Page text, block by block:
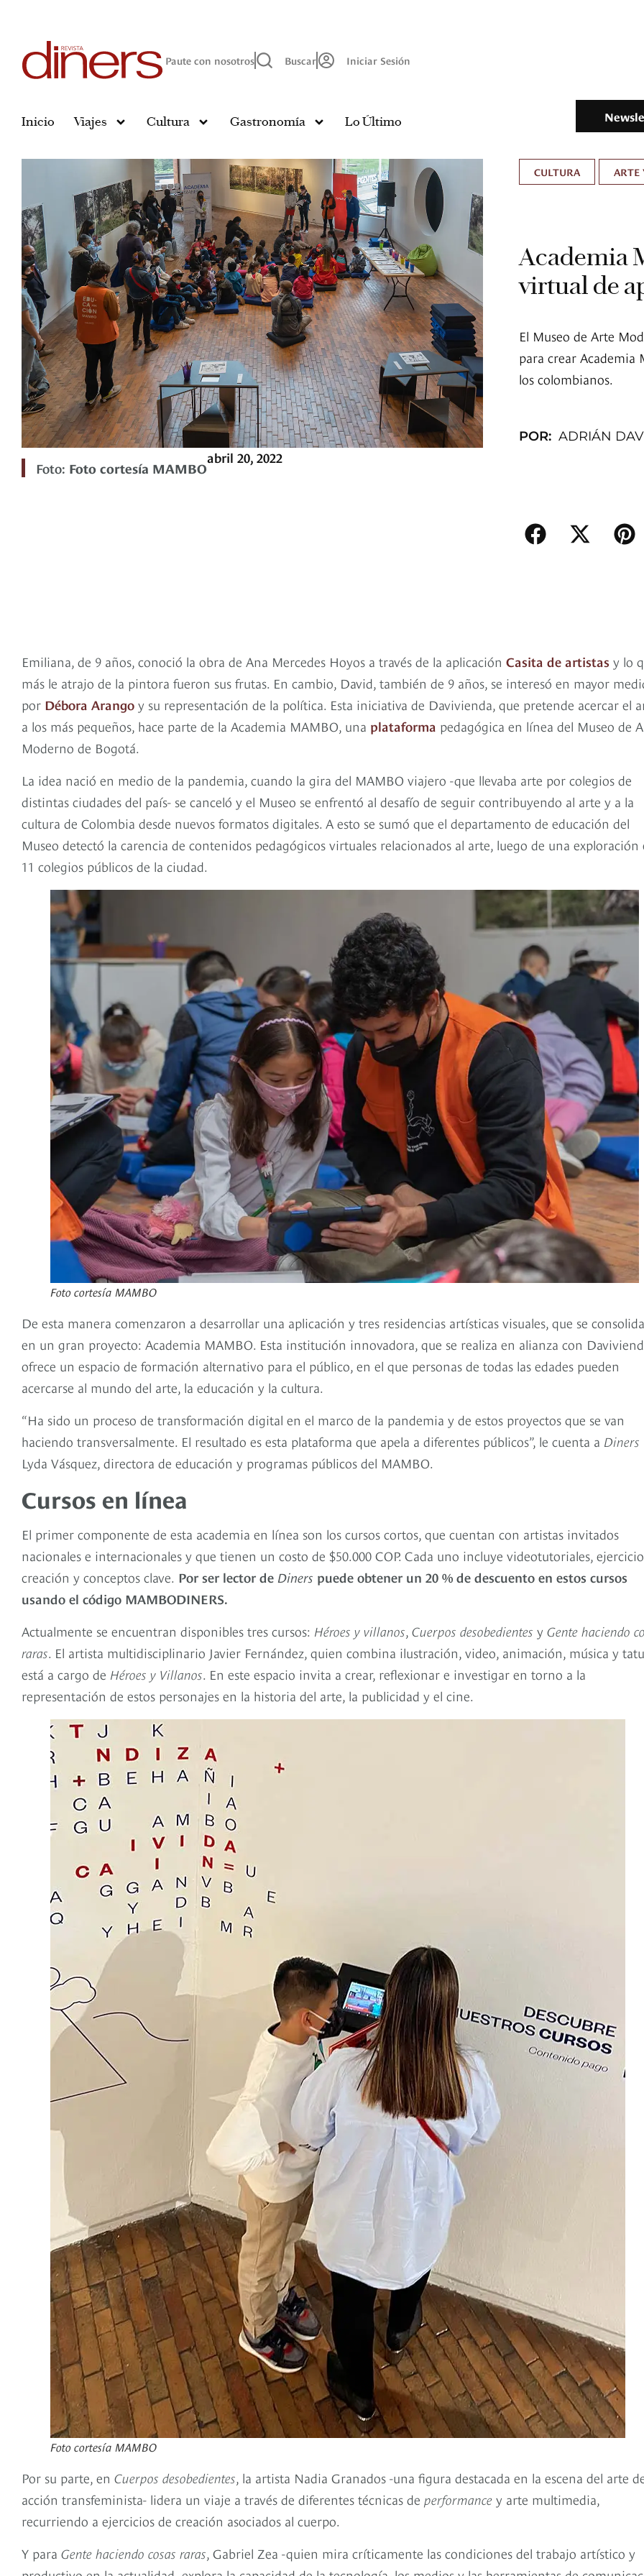
Paute con nosotros Buscar Iniciar Sesión
Inicio Viajes Cultura Gastronomía Lo Último
Foto: Foto cortesía MAMBO
abril 20, 2022
CULTURA ARTE
Academia
virtual de
El Museo de Arte
para crear Academia
los colombianos.
POR: ADRIÁN
Emiliana, de 9 años, conoció la obra de Ana Mercedes Hoyos a través de la aplicación Casita de artistas y lo
más le atrajo de la pintora fueron sus frutas. En cambio, David, también de 9 años, se interesó en mayor
por Débora Arango y su representación de la política. Esta iniciativa de Davivienda, que pretende acercar el
a los más pequeños, hace parte de la Academia MAMBO, una plataforma pedagógica en línea del Museo de
Moderno de Bogotá.
La idea nació en medio de la pandemia, cuando la gira del MAMBO viajero -que llevaba arte por colegios de
distintas ciudades del país- se canceló y el Museo se enfrentó al desafío de seguir contribuyendo al arte y a la
cultura de Colombia desde nuevos formatos digitales. A esto se sumó que el departamento de educación del
Museo detectó la carencia de contenidos pedagógicos virtuales relacionados al arte, luego de una exploración
11 colegios públicos de la ciudad.
Foto cortesía MAMBO
De esta manera comenzaron a desarrollar una aplicación y tres residencias artísticas visuales, que se
en un gran proyecto: Academia MAMBO. Esta institución innovadora, que se realiza en alianza con
ofrece un espacio de formación alternativo para el público, en el que personas de todas las edades pueden
acercarse al mundo del arte, la educación y la cultura.
“Ha sido un proceso de transformación digital en el marco de la pandemia y de estos proyectos que se van
haciendo transversalmente. El resultado es esta plataforma que apela a diferentes públicos”, le cuenta a Diners
Lyda Vásquez, directora de educación y programas públicos del MAMBO.
Cursos en línea
El primer componente de esta academia en línea son los cursos cortos, que cuentan con artistas invitados
nacionales e internacionales y que tienen un costo de $50.000 COP. Cada uno incluye videotutoriales,
creación y conceptos clave. Por ser lector de Diners puede obtener un 20 % de descuento en estos cursos
usando el código MAMBODINERS.
Actualmente se encuentran disponibles tres cursos: Héroes y villanos Cuerpos desobedientes y Gente haciendo
raras . El artista multidisciplinario Javier Fernández, quien combina ilustración, video, animación, música y
está a cargo de Héroes y Villanos . En este espacio invita a crear, reflexionar e investigar en torno a la
representación de estos personajes en la historia del arte, la publicidad y el cine.
Foto cortesía MAMBO
Por su parte, en Cuerpos desobedientes , la artista Nadia Granados -una figura destacada en la escena del arte
acción transfeminista- lidera un viaje a través de diferentes técnicas de performance y arte multimedia,
recurriendo a ejercicios de creación asociados al cuerpo.
Y para Gente haciendo cosas raras , Gabriel Zea -quien mira críticamente las condiciones del trabajo artístico y